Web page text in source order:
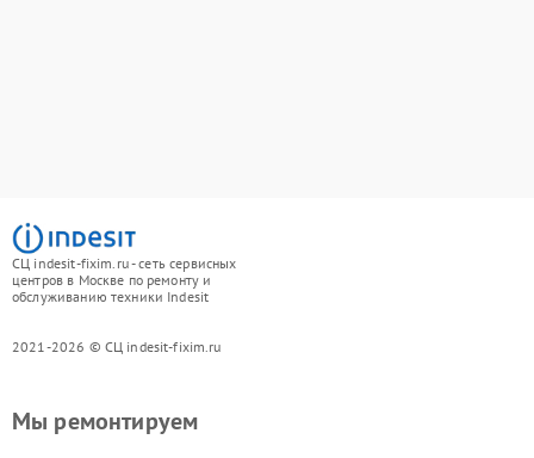
СЦ indesit-fixim.ru - сеть сервисных
центров в Москве по ремонту и
обслуживанию техники Indesit
2021-2026 © СЦ indesit-fixim.ru
Мы ремонтируем